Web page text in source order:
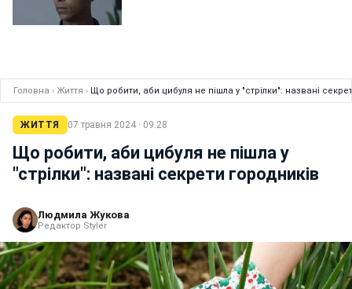
Головна › Життя › Що робити, аби цибуля не пішла у "стрілки": названі
ЖИТТЯ 07 травня 2024 · 09:28
Що робити, аби цибуля не пішла у
"стрілки": названі секрети городників
Людмила Жукова
Редактор Styler